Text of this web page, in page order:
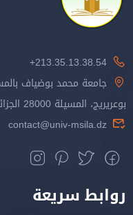
213.35.13.38.54+
جامعة محمد بوضياف
بوعريريج، المسيلة 28000 الجزائر
contact@univ-msila.dz
روابط سريعة